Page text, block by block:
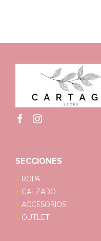
SECCIONES
ROPA
CALZADO
ACCESORIOS
OUTLET